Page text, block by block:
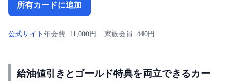
所有カードに追加
公式サイト 年会費 11,000円 家族会員 440円
給油値引きとゴールド特典を両立できるカー